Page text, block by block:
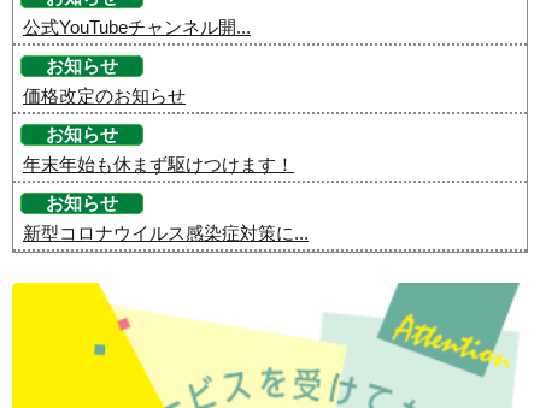
公式YouTubeチャンネル開...
お知らせ
価格改定のお知らせ
お知らせ
年末年始も休まず駆けつけます！
お知らせ
新型コロナウイルス感染症対策に...